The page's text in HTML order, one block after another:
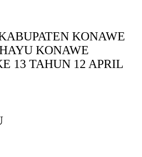
KONAWE
KONAWE
13 TAHUN 12 APRIL